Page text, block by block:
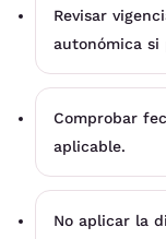
Revisar
autonómica si
Comprobar
aplicable.
No aplicar la